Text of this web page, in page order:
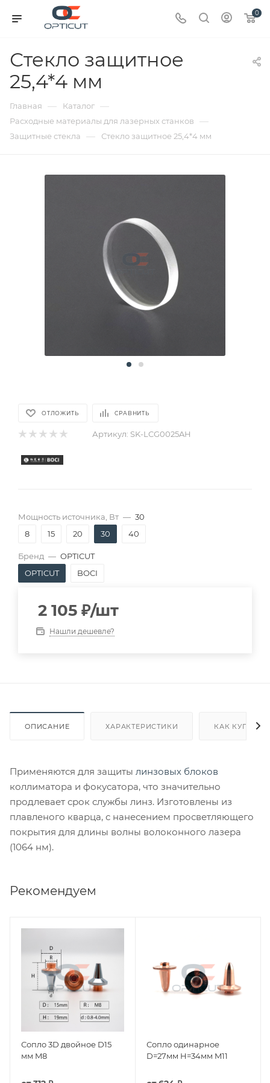
0
Стекло защитное
25,4*4 мм
Главная — Каталог —
Расходные материалы для лазерных станков —
Защитные стекла — Стекло защитное 25,4*4 мм
ОТЛОЖИТЬ СРАВНИТЬ
Артикул: SK-LCG0025AH
Мощность источника, Вт — 30
8
15 20 30 40
Бренд — OPTICUT
OPTICUT
BOCI
2 105 ₽/шт
Нашли дешевле?
ОПИСАНИЕ ХАРАКТЕРИСТИКИ КАК КУПИТЬ
Применяются для защиты линзовых блоков
коллиматора и фокусатора, что значительно
продлевает срок службы линз. Изготовлены из
плавленого кварца, с нанесением просветляющего
покрытия для длины волны волоконного лазера
(1064 нм).
Рекомендуем
Сопло 3D двойное D15
мм M8
Сопло одинарное
D=27мм H=34мм M11